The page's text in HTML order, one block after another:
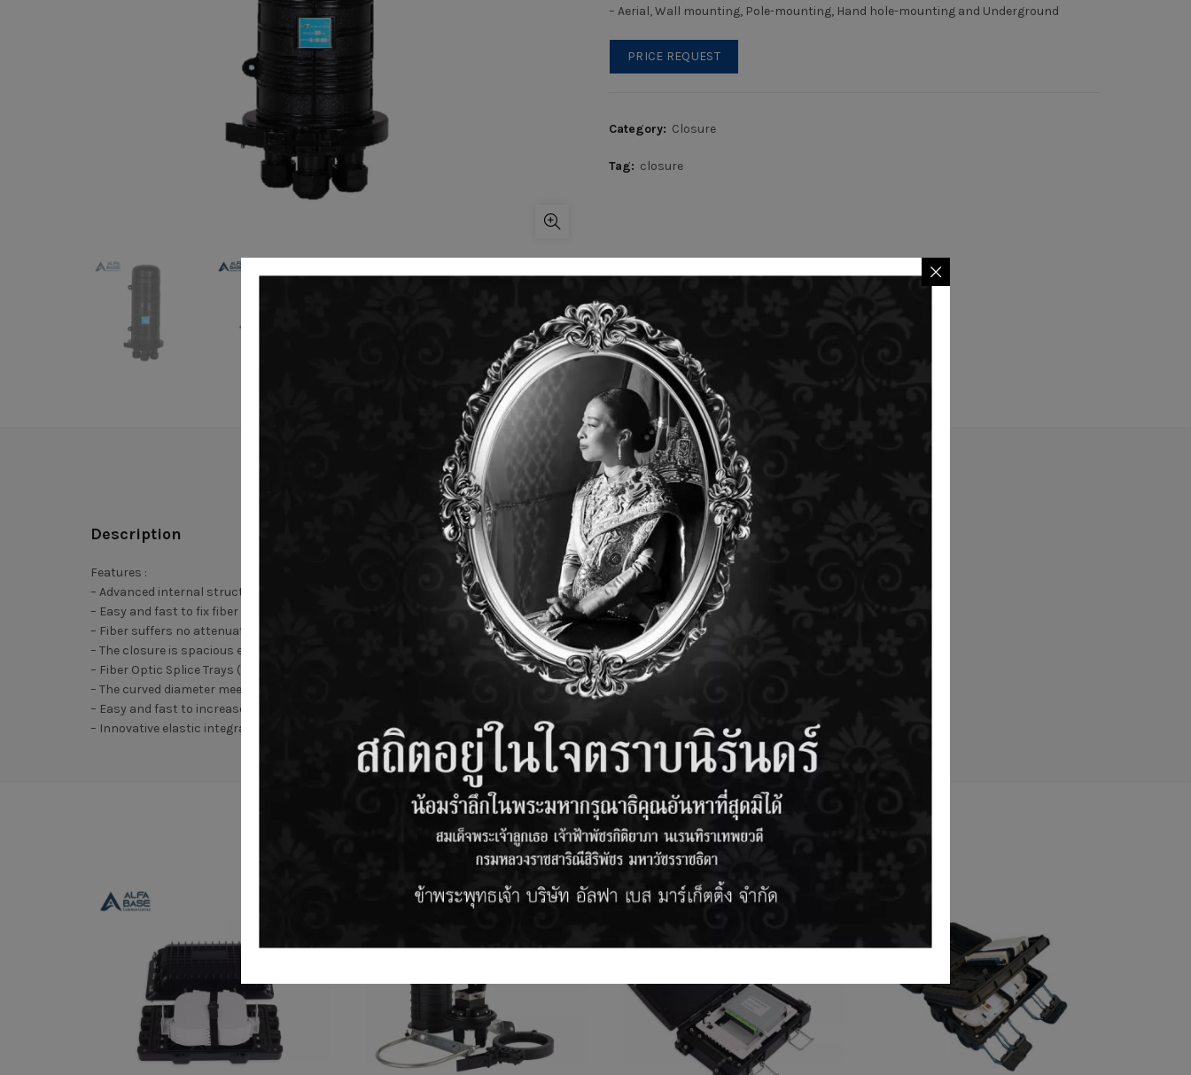
– Aerial, Wall mounting, Pole-mounting, Hand hole-mounting and Underground
PRICE REQUEST
Category: Closure
Tag: closure
Description
Description
Features :
– Advanced internal structure design
– Easy and fast to fix fiber cable
– Fiber suffers no attenuation
– The closure is spacious enough for winding and storing fibers
– Fiber Optic Splice Trays (FOSTs) are design in SLIDE-IN-LOCK and its opening angle is about 90°
– The curved diameter meets with international standard
– Easy and fast to increase and reduce FOSTs
– Innovative elastic integrated seal fitting
RELATED PRODUCTS